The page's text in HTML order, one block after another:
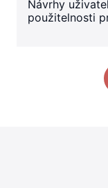
Návrhy
použitelnosti